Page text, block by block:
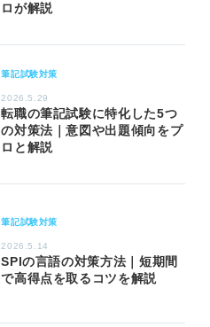
ロが解説
筆記試験対策
2026.5.29
転職の筆記試験に特化した5つ
の対策法｜意図や出題傾向をプ
ロと解説
筆記試験対策
2026.5.14
SPIの言語の対策方法｜短期間
で高得点を取るコツを解説